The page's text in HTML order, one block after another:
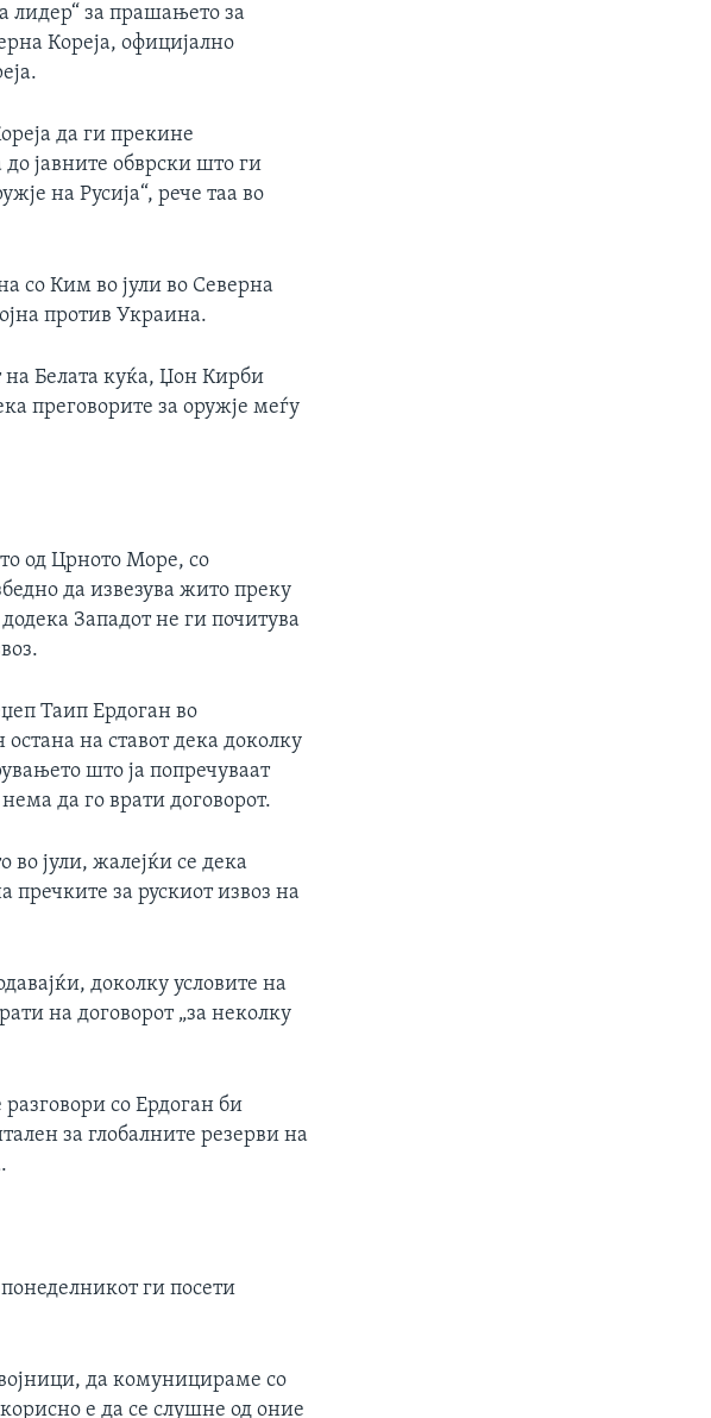
лидер“ за прашањето за
Кореја, официјално
да ги прекине
до јавните обврски што ги
на Русија“, рече таа во
со Ким во јули во Северна
против Украина.
на Белата куќа, Џон Кирби
преговорите за оружје меѓу
од Црното Море, со
да извезува жито преку
Западот не ги почитува
Таип Ердоган во
на ставот дека доколку
што ја попречуваат
да го врати договорот.
во јули, жалејќи се дека
пречките за рускиот извоз на
доколку условите на
на договорот „за неколку
со Ердоган би
за глобалните резерви на
ги посети
да комуницираме со
е да се слушне од оние